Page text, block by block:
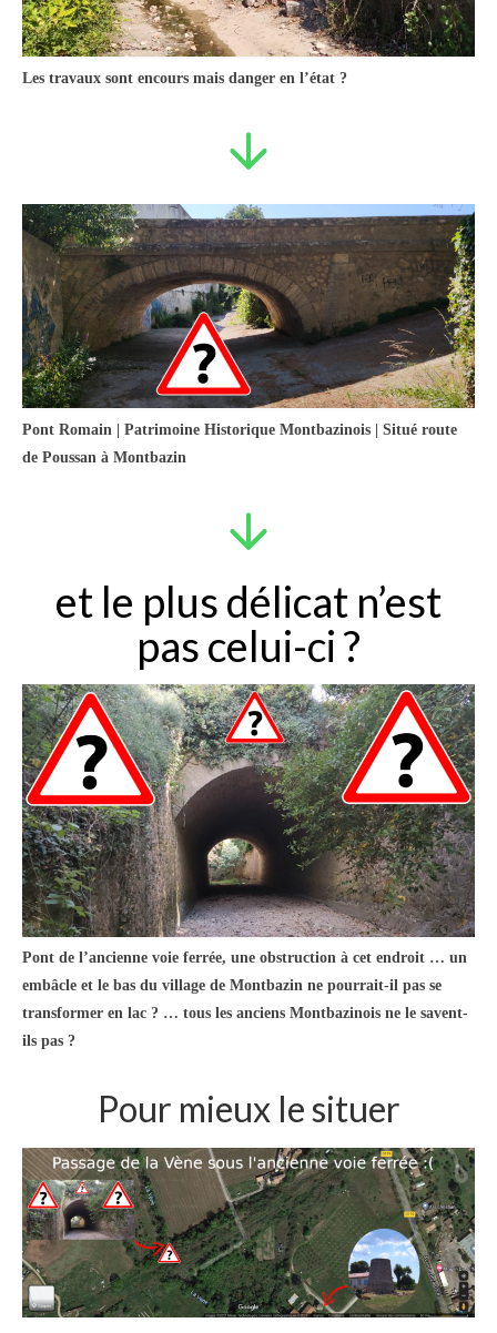
Les travaux sont encours mais danger en l’état ?
Pont Romain | Patrimoine Historique Montbazinois | Situé route
de Poussan à Montbazin
et le plus délicat n’est
pas celui-ci ?
Pont de l’ancienne voie ferrée, une obstruction à cet endroit … un
embâcle et le bas du village de Montbazin ne pourrait-il pas se
transformer en lac ? … tous les anciens Montbazinois ne le savent-
ils pas ?
Pour mieux le situer